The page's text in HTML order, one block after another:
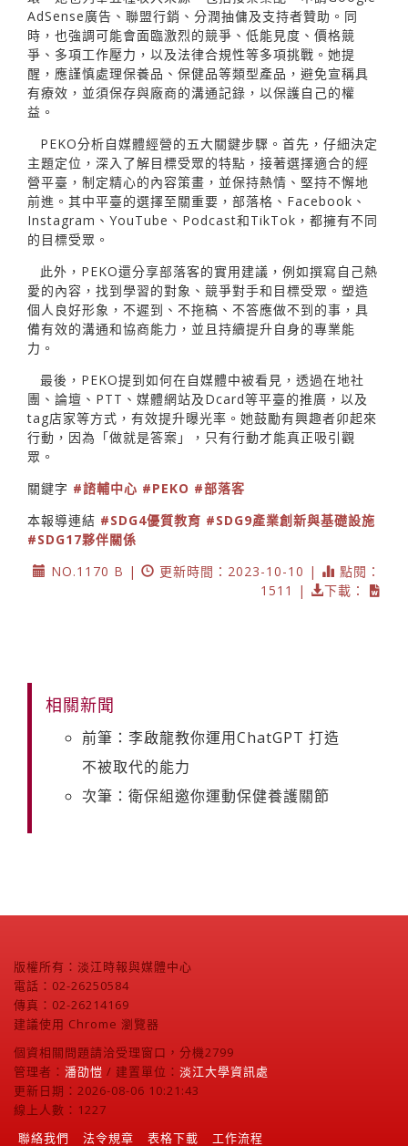
AdSense廣告、聯盟行銷、分潤抽傭及支持者贊助。同
時，也強調可能會面臨激烈的競爭、低能見度、價格競
爭、多項工作壓力，以及法律合規性等多項挑戰。她提
醒，應謹慎處理保養品、保健品等類型產品，避免宣稱具
有療效，並須保存與廠商的溝通記錄，以保護自己的權
益。
PEKO分析自媒體經營的五大關鍵步驟。首先，仔細決定
主題定位，深入了解目標受眾的特點，接著選擇適合的經
營平臺，制定精心的內容策畫，並保持熱情、堅持不懈地
前進。其中平臺的選擇至關重要，部落格、Facebook、
Instagram、YouTube、Podcast和TikTok，都擁有不同
的目標受眾。
此外，PEKO還分享部落客的實用建議，例如撰寫自己熱
愛的內容，找到學習的對象、競爭對手和目標受眾。塑造
個人良好形象，不遲到、不拖稿、不答應做不到的事，具
備有效的溝通和協商能力，並且持續提升自身的專業能
力。
最後，PEKO提到如何在自媒體中被看見，透過在地社
團、論壇、PTT、媒體網站及Dcard等平臺的推廣，以及
tag店家等方式，有效提升曝光率。她鼓勵有興趣者卯起來
行動，因為「做就是答案」，只有行動才能真正吸引觀
眾。
關鍵字 #諮輔中心 #PEKO #部落客
本報導連結 #SDG4優質教育 #SDG9產業創新與基礎設施
#SDG17夥伴關係
NO.1170 B |
更新時間：2023-10-10 |
點閱：
1511 |
下載：
相關新聞
前筆：李啟龍教你運用ChatGPT 打造
不被取代的能力
次筆：衛保組邀你運動保健養護關節
版權所有：淡江時報與媒體中心
電話：02-26250584
傳真：02-26214169
建議使用 Chrome 瀏覽器
個資相關問題請洽受理窗口，分機2799
管理者： 潘劭愷 / 建置單位： 淡江大學資訊處
更新日期：2026-08-06 10:21:43
線上人數：1227
聯絡我們
法令規章 表格下載 工作流程